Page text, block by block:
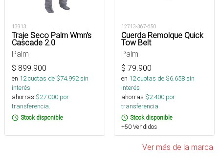
13913
Traje Seco Palm Wmn's
Cascade 2.0
Palm
$ 899.900
en 12cuotas de $74.992sin
interés
ahorras $27.000 por
transferencia.
Stock disponible
12713-367-650
Cuerda Remolque Quick
Tow Belt
Palm
$ 79.900
en 12cuotas de $6.658sin
interés
ahorras $2.400 por
transferencia.
Stock disponible
+50 Vendidos
Ver más de la marca